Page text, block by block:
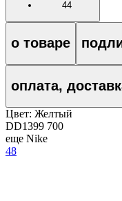
44
о товаре
оплата,
Цвет: Желтый
DD1399 700
еще Nike
48